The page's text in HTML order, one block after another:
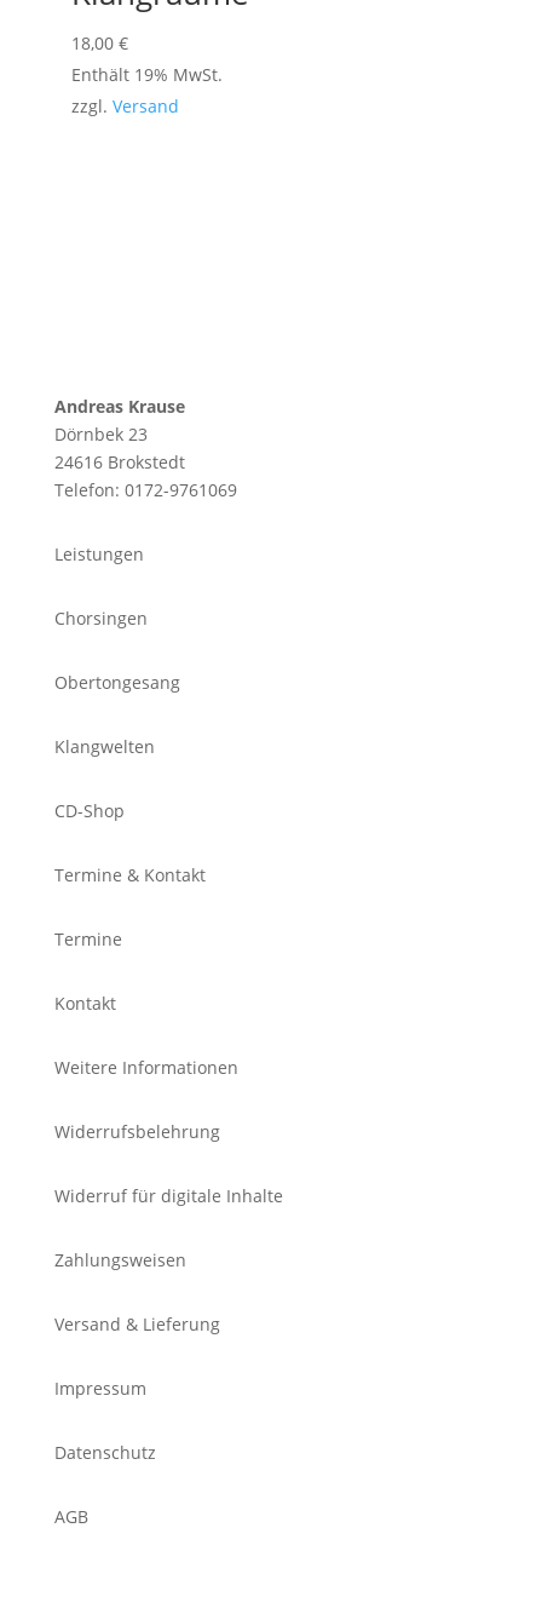
18,00 €
Enthält 19% MwSt.
zzgl. Versand
Andreas Krause
Dörnbek 23
24616 Brokstedt
Telefon: 0172-9761069
Leistungen
Chorsingen
Obertongesang
Klangwelten
CD-Shop
Termine & Kontakt
Termine
Kontakt
Weitere Informationen
Widerrufsbelehrung
Widerruf für digitale Inhalte
Zahlungsweisen
Versand & Lieferung
Impressum
Datenschutz
AGB